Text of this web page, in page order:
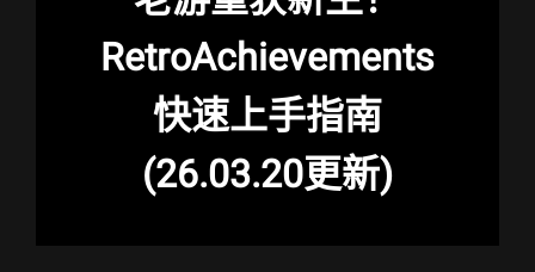
RetroAchievements
快速上手指南
(26.03.20更新)